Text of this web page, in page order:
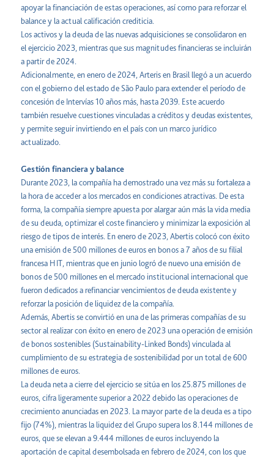
apoyar la financiación de estas operaciones, así como para reforzar el
balance y la actual calificación crediticia.
Los activos y la deuda de las nuevas adquisiciones se consolidaron en
el ejercicio 2023, mientras que sus magnitudes financieras se incluirán
a partir de 2024.
Adicionalmente, en enero de 2024, Arteris en Brasil llegó a un acuerdo
con el gobierno del estado de São Paulo para extender el período de
concesión de Intervías 10 años más, hasta 2039. Este acuerdo
también resuelve cuestiones vinculadas a créditos y deudas existentes,
y permite seguir invirtiendo en el país con un marco jurídico
actualizado.
Gestión financiera y balance
Durante 2023, la compañía ha demostrado una vez más su fortaleza a
la hora de acceder a los mercados en condiciones atractivas. De esta
forma, la compañía siempre apuesta por alargar aún más la vida media
de su deuda, optimizar el coste financiero y minimizar la exposición al
riesgo de tipos de interés. En enero de 2023, Abertis colocó con éxito
una emisión de 500 millones de euros en bonos a 7 años de su filial
francesa HIT, mientras que en junio logró de nuevo una emisión de
bonos de 500 millones en el mercado institucional internacional que
fueron dedicados a refinanciar vencimientos de deuda existente y
reforzar la posición de liquidez de la compañía.
Además, Abertis se convirtió en una de las primeras compañías de su
sector al realizar con éxito en enero de 2023 una operación de emisión
de bonos sostenibles (Sustainability-Linked Bonds) vinculada al
cumplimiento de su estrategia de sostenibilidad por un total de 600
millones de euros.
La deuda neta a cierre del ejercicio se sitúa en los 25.875 millones de
euros, cifra ligeramente superior a 2022 debido las operaciones de
crecimiento anunciadas en 2023. La mayor parte de la deuda es a tipo
fijo (74%), mientras la liquidez del Grupo supera los 8.144 millones de
euros, que se elevan a 9.444 millones de euros incluyendo la
aportación de capital desembolsada en febrero de 2024, con los que